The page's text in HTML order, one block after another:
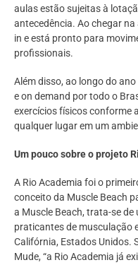
aulas estão sujeitas à
antecedência. Ao chegar
in e está pronto para
profissionais.
Além disso, ao longo do
e on demand por todo o
exercícios físicos conforme
qualquer lugar em um
Um pouco sobre o projeto
A Rio Academia foi o
conceito da Muscle Beach
a Muscle Beach, trata-se
praticantes de musculação
Califórnia, Estados Unidos.
Mude, “a Rio Academia já